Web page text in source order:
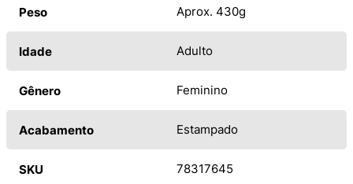
Peso Aprox. 430g
Idade Adulto
Gênero Feminino
Acabamento Estampado
SKU 78317645